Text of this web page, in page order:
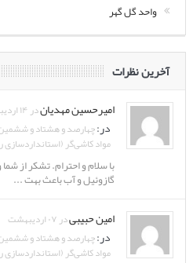
واحد گل گهر
آخرین نظرات
امیرحسین مهدیاندر ۱۴ اردیبهشت
در:چهارصد و هشتاد و
مواد کاشی‌گر (استانداردسازی
با سلام و احترام. تشکر از
گازوئیل و آب باعث بهت ...
امین حبیبیدر ۰۷ اردیبهشت
در:چهارصد و هشتاد و
مواد کاشی‌گر (استانداردسازی